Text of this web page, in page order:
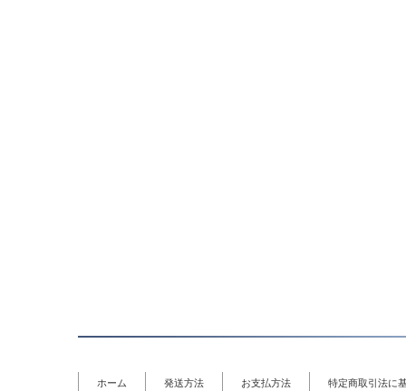
ホーム 発送方法 お支払方法 特定商取引法に